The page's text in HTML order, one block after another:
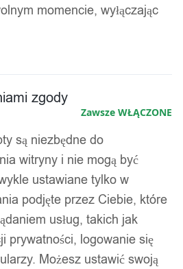
momencie, wyłączając
zgody
Zawsze WŁĄCZONE
są niezbędne do
witryny i nie mogą być
ustawiane tylko w
podjęte przez Ciebie, które
usług, takich jak
prywatności, logowanie się
Możesz ustawić swoją